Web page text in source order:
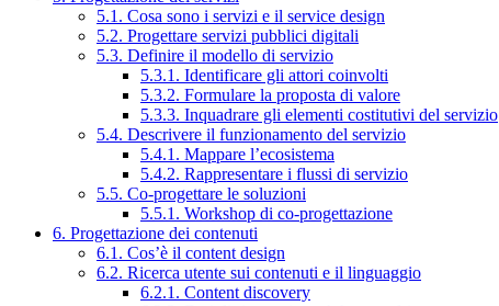
5.1. Cosa sono i servizi e il service design
5.2. Progettare servizi pubblici digitali
5.3. Definire il modello di servizio
5.3.1. Identificare gli attori coinvolti
5.3.2. Formulare la proposta di valore
5.3.3. Inquadrare gli elementi costitutivi del servizio
5.4. Descrivere il funzionamento del servizio
5.4.1. Mappare l’ecosistema
5.4.2. Rappresentare i flussi di servizio
5.5. Co-progettare le soluzioni
5.5.1. Workshop di co-progettazione
6. Progettazione dei contenuti
6.1. Cos’è il content design
6.2. Ricerca utente sui contenuti e il linguaggio
6.2.1. Content discovery